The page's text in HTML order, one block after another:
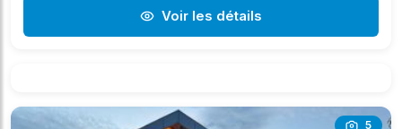
Voir les détails
5